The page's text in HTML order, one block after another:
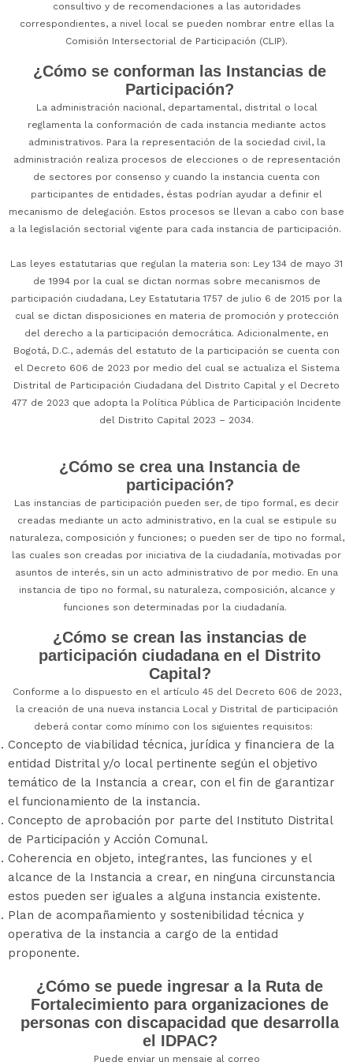
consultivo y de recomendaciones a las autoridades
correspondientes, a nivel local se pueden nombrar entre ellas la
Comisión Intersectorial de Participación (CLIP).
¿Cómo se conforman las Instancias de
Participación?
La administración nacional, departamental, distrital o local
reglamenta la conformación de cada instancia mediante actos
administrativos. Para la representación de la sociedad civil, la
administración realiza procesos de elecciones o de representación
de sectores por consenso y cuando la instancia cuenta con
participantes de entidades, éstas podrían ayudar a definir el
mecanismo de delegación. Estos procesos se llevan a cabo con base
a la legislación sectorial vigente para cada instancia de participación.
Las leyes estatutarias que regulan la materia son: Ley 134 de mayo 31
de 1994 por la cual se dictan normas sobre mecanismos de
participación ciudadana, Ley Estatutaria 1757 de julio 6 de 2015 por la
cual se dictan disposiciones en materia de promoción y protección
del derecho a la participación democrática. Adicionalmente, en
Bogotá, D.C., además del estatuto de la participación se cuenta con
el Decreto 606 de 2023 por medio del cual se actualiza el Sistema
Distrital de Participación Ciudadana del Distrito Capital y el Decreto
477 de 2023 que adopta la Política Pública de Participación Incidente
del Distrito Capital 2023 – 2034.
¿Cómo se crea una Instancia de
participación?
Las instancias de participación pueden ser, de tipo formal, es decir
creadas mediante un acto administrativo, en la cual se estipule su
naturaleza, composición y funciones; o pueden ser de tipo no formal,
las cuales son creadas por iniciativa de la ciudadanía, motivadas por
asuntos de interés, sin un acto administrativo de por medio. En una
instancia de tipo no formal, su naturaleza, composición, alcance y
funciones son determinadas por la ciudadanía.
¿Cómo se crean las instancias de
participación ciudadana en el Distrito
Capital?
Conforme a lo dispuesto en el artículo 45 del Decreto 606 de 2023,
la creación de una nueva instancia Local y Distrital de participación
deberá contar como mínimo con los siguientes requisitos:
Concepto de viabilidad técnica, jurídica y financiera de la
entidad Distrital y/o local pertinente según el objetivo
temático de la Instancia a crear, con el fin de garantizar
el funcionamiento de la instancia.
Concepto de aprobación por parte del Instituto Distrital
de Participación y Acción Comunal.
Coherencia en objeto, integrantes, las funciones y el
alcance de la Instancia a crear, en ninguna circunstancia
estos pueden ser iguales a alguna instancia existente.
Plan de acompañamiento y sostenibilidad técnica y
operativa de la instancia a cargo de la entidad
proponente.
¿Cómo se puede ingresar a la Ruta de
Fortalecimiento para organizaciones de
personas con discapacidad que desarrolla
el IDPAC?
Puede enviar un mensaje al correo